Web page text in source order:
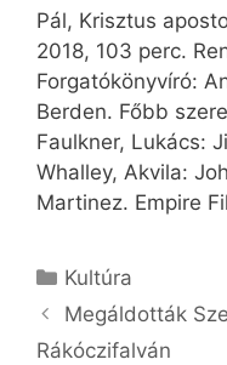
Pál, Krisztus
2018, 103 perc.
Forgatókönyvíró:
Berden. Főbb
Faulkner, Lukács:
Whalley, Akvila:
Martinez. Empire
Kategória
Kultúra
Megáldották
Rákóczifalván